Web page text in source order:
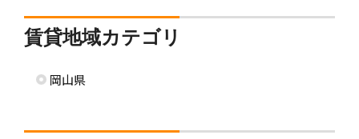
賃貸地域カテゴリ
岡山県